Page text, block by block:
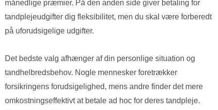
månedlige præmier. På den anden side giver betaling for
tandplejeudgifter dig fleksibilitet, men du skal være forberedt
på uforudsigelige udgifter.
Det bedste valg afhænger af din personlige situation og
tandhelbredsbehov. Nogle mennesker foretrækker
forsikringens forudsigelighed, mens andre finder det mere
omkostningseffektivt at betale ad hoc for deres tandpleje.